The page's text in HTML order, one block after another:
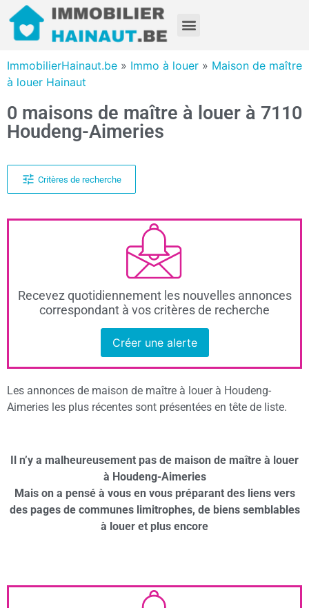
ImmobilierHainaut.be » Immo à louer » Maison de maître
à louer Hainaut
0 maisons de maître à louer à 7110
Houdeng-Aimeries
Critères de recherche
Recevez quotidiennement les nouvelles annonces
correspondant à vos critères de recherche
Créer une alerte
Les annonces de maison de maître à louer à Houdeng-
Aimeries les plus récentes sont présentées en tête de liste.
Il n’y a malheureusement pas de maison de maître à louer
à Houdeng-Aimeries
Mais on a pensé à vous en vous préparant des liens vers
des pages de communes limitrophes, de biens semblables
à louer et plus encore